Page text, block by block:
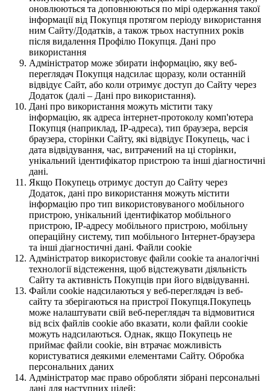
оновлюються та доповнюються по мірі одержання такої
інформації від Покупця протягом періоду використання
ним Сайту/Додатків, а також трьох наступних років
після видалення Профілю Покупця. Дані про
використання
Адміністратор може збирати інформацію, яку веб-
переглядач Покупця надсилає щоразу, коли останній
відвідує Сайт, або коли отримує доступ до Сайту через
Додаток (далі – Дані про використання).
Дані про використання можуть містити таку
інформацію, як адреса інтернет-протоколу комп'ютера
Покупця (наприклад, IP-адреса), тип браузера, версія
браузера, сторінки Сайту, які відвідує Покупець, час і
дата відвідування, час, витрачений на ці сторінки,
унікальний ідентифікатор пристрою та інші діагностичні
дані.
Якщо Покупець отримує доступ до Сайту через
Додаток, дані про використання можуть містити
інформацію про тип використовуваного мобільного
пристрою, унікальний ідентифікатор мобільного
пристрою, IP-адресу мобільного пристрою, мобільну
операційну систему, тип мобільного Інтернет-браузера
та інші діагностичні дані. Файли cookie
Адміністратор використовує файли cookie та аналогічні
технології відстеження, щоб відстежувати діяльність
Сайту та активність Покупців при його відвідуванні.
Файли cookie надсилаються у веб-переглядач із веб-
сайту та зберігаються на пристрої Покупця.Покупець
може налаштувати свій веб-переглядач та відмовитися
від всіх файлів cookie або вказати, коли файли cookie
можуть надсилаються. Однак, якщо Покупець не
приймає файли cookie, він втрачає можливість
користуватися деякими елементами Сайту. Обробка
персональних даних
Адміністратор має право обробляти зібрані персональні
дані для наступних цілей: